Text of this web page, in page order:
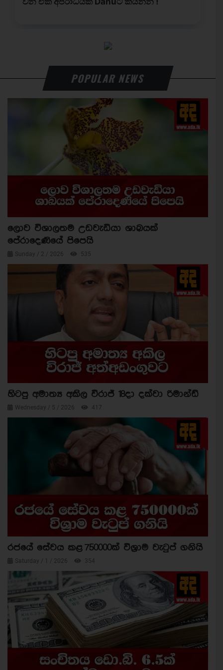
POPULAR NEWS
ලොව විශාලතම උඩවැඩියා ශාඛයක්
පේරාදෙණියේ පිපෙයි
Sunday / 2 / 2026 535
හිටපු අමාත්‍ය අකිල විරාජ් 18දා දක්වා රිමාන්ඩ්
Wednesday / 5 / 2026 417
රජයේ සේවය කළ 750000ක් විශ්‍රාම වැටුප් ගනියි
Saturday / 1 / 2026 354